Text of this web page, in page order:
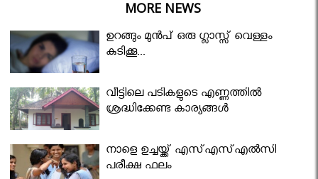
MORE NEWS
ഉറങ്ങും മുന്‍പ് ഒരു ഗ്ലാസ്സ് വെള്ളം
കുടിക്കൂ...
വീട്ടിലെ പടികളുടെ എണ്ണത്തിൽ
ശ്രദ്ധിക്കേണ്ട കാര്യങ്ങൾ
നാളെ ഉച്ചയ്ക്ക് എസ്എസ്എല്‍സി
പരീക്ഷ ഫലം